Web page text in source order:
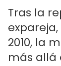
Tras la
2010, la
más allá